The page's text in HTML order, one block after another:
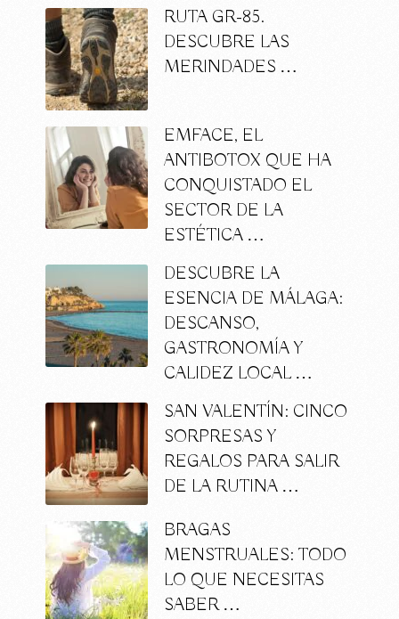
RUTA GR-85.
DESCUBRE LAS
MERINDADES …
EMFACE, EL
ANTIBOTOX QUE HA
CONQUISTADO EL
SECTOR DE LA
ESTÉTICA …
DESCUBRE LA
ESENCIA DE MÁLAGA:
DESCANSO,
GASTRONOMÍA Y
CALIDEZ LOCAL …
SAN VALENTÍN: CINCO
SORPRESAS Y
REGALOS PARA SALIR
DE LA RUTINA …
BRAGAS
MENSTRUALES: TODO
LO QUE NECESITAS
SABER …